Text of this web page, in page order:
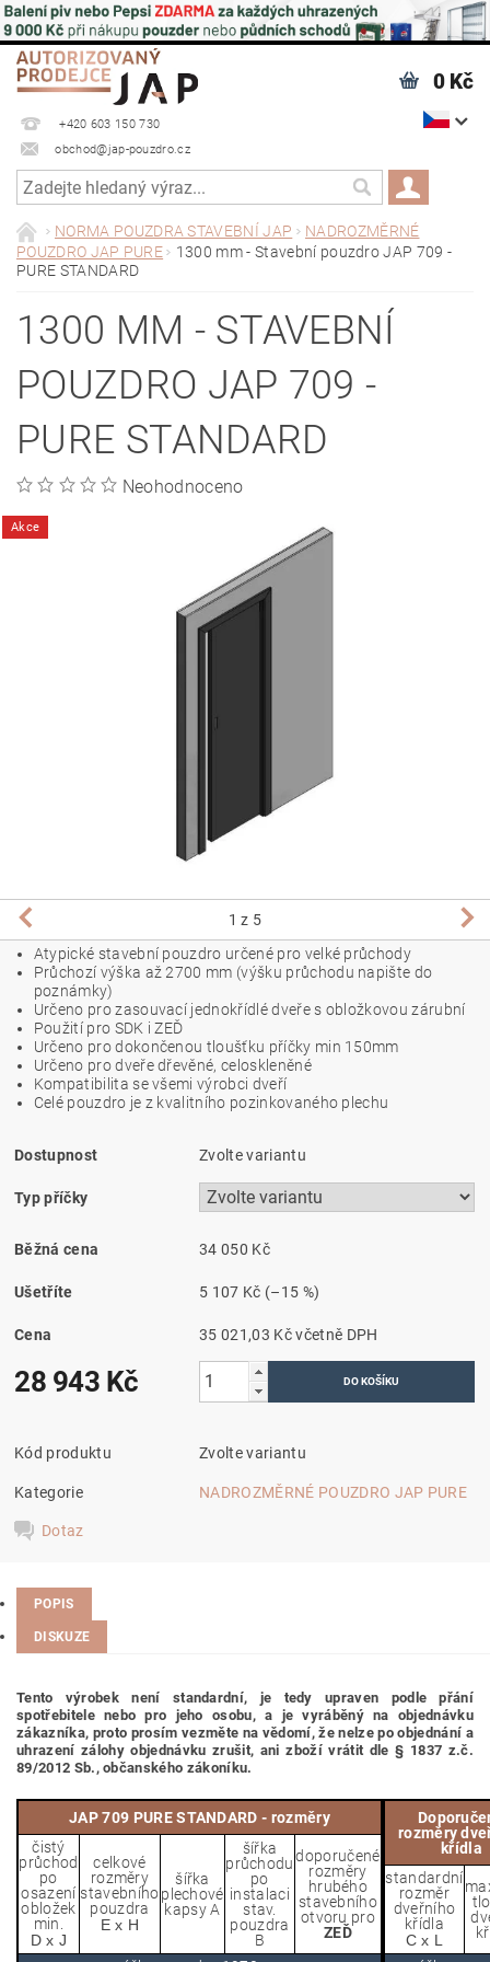
+420 603 150 730
obchod@jap-pouzdro.cz
0 Kč
NORMA POUZDRA STAVEBNÍ JAP
NADROZMĚRNÉ
POUZDRO JAP PURE
1300 mm - Stavební pouzdro JAP 709 -
PURE STANDARD
1300 MM - STAVEBNÍ
POUZDRO JAP 709 -
PURE STANDARD
Neohodnoceno
Akce
1 z 5
Atypické stavební pouzdro určené pro velké průchody
Průchozí výška až 2700 mm (výšku průchodu napište do
poznámky)
Určeno pro zasouvací jednokřídlé dveře s obložkovou zárubní
Použití pro SDK i ZEĎ
Určeno pro dokončenou tloušťku příčky min 150mm
Určeno pro dveře dřevěné, celoskleněné
Kompatibilita se všemi výrobci dveří
Celé pouzdro je z kvalitního pozinkovaného plechu
Dostupnost Zvolte variantu
Typ příčky
Běžná cena 34 050 Kč
Ušetříte 5 107 Kč (–15 %)
Cena 35 021,03 Kč včetně DPH
28 943 Kč
Kód produktu Zvolte variantu
Kategorie NADROZMĚRNÉ POUZDRO JAP PURE
Dotaz
POPIS
DISKUZE
Tento výrobek není standardní, je tedy upraven podle přání
spotřebitele nebo pro jeho osobu, a je vyráběný na objednávku
zákazníka, proto prosím vezměte na vědomí, že nelze po objednání a
uhrazení zálohy objednávku zrušit, ani zboží vrátit dle § 1837 z.č.
89/2012 Sb., občanského zákoníku.
JAP 709 PURE STANDARD - rozměry
čistý
průchod
po
osazení
obložek
min.
D x J
celkové
rozměry
stavebního
pouzdra
E x H
šířka
plechové
kapsy A
šířka
průchodu
po
instalaci
stav.
pouzdra
B
doporučené
rozměry
hrubého
stavebního
otvoru pro
ZEĎ
rozměry
křídla
standardní
rozměr
dveřního
křídla
C x L